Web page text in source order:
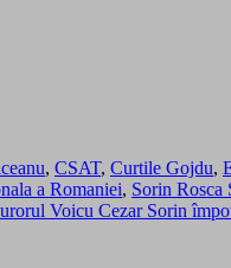
, CSAT, Curtile Gojdu,
a Romaniei, Sorin Rosca
Voicu Cezar Sorin